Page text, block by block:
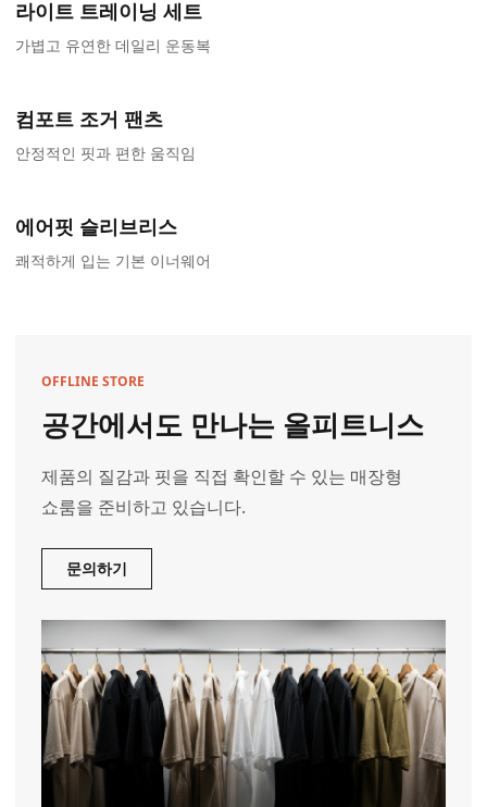
라이트 트레이닝 세트
가볍고 유연한 데일리 운동복
컴포트 조거 팬츠
안정적인 핏과 편한 움직임
에어핏 슬리브리스
쾌적하게 입는 기본 이너웨어
OFFLINE STORE
공간에서도 만나는 올피트니스
제품의 질감과 핏을 직접 확인할 수 있는 매장형
쇼룸을 준비하고 있습니다.
문의하기